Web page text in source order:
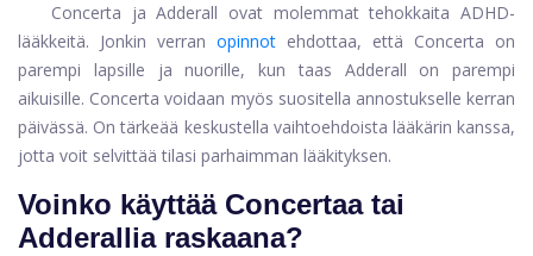
Concerta ja Adderall ovat molemmat tehokkaita ADHD-
lääkkeitä. Jonkin verran opinnot ehdottaa, että Concerta on
parempi lapsille ja nuorille, kun taas Adderall on parempi
aikuisille. Concerta voidaan myös suositella annostukselle kerran
päivässä. On tärkeää keskustella vaihtoehdoista lääkärin kanssa,
jotta voit selvittää tilasi parhaimman lääkityksen.
Voinko käyttää Concertaa tai
Adderallia raskaana?